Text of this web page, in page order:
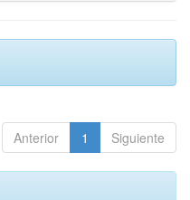
Anterior 1 Siguiente